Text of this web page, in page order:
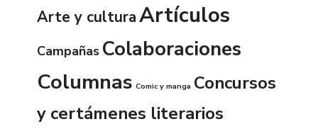
Arte y culturaArtículos
Campañas Colaboraciones
Columnas Comic y manga Concursos
y certámenes literarios